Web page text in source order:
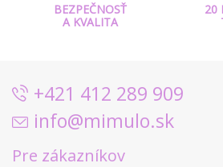
BEZPEČNOSŤ
A KVALITA
20
+421 412 289 909
info@mimulo.sk
Pre zákazníkov